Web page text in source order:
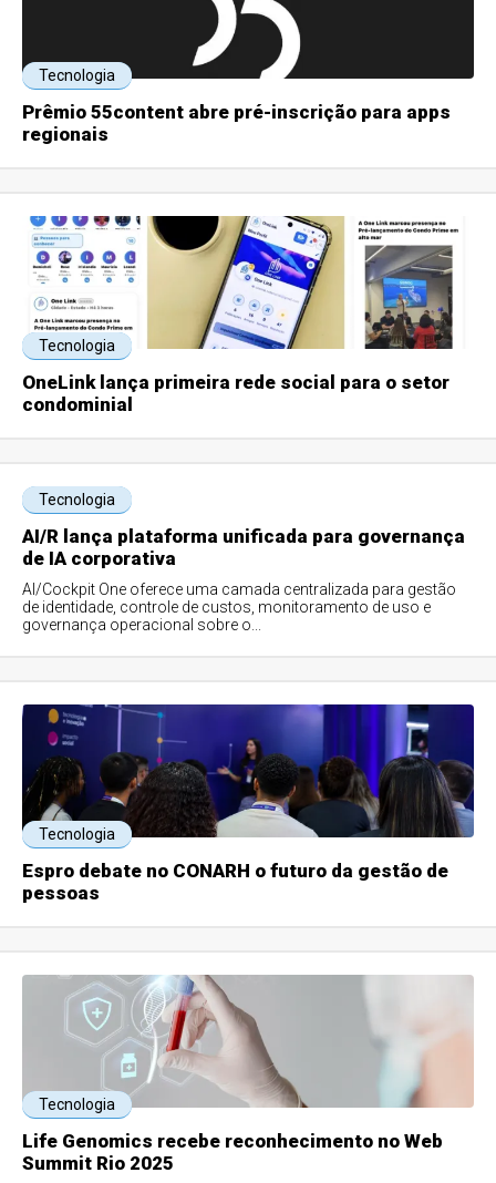
Tecnologia
Prêmio 55content abre pré-inscrição para apps
regionais
Tecnologia
OneLink lança primeira rede social para o setor
condominial
Tecnologia
AI/R lança plataforma unificada para governança
de IA corporativa
AI/Cockpit One oferece uma camada centralizada para gestão
de identidade, controle de custos, monitoramento de uso e
governança operacional sobre o...
Tecnologia
Espro debate no CONARH o futuro da gestão de
pessoas
Tecnologia
Life Genomics recebe reconhecimento no Web
Summit Rio 2025